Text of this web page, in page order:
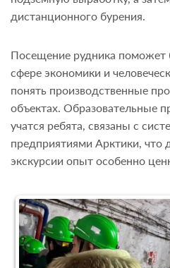
дистанционного бурения.
Посещение рудника поможет
сфере экономики и
понять производственные
объектах. Образовательные
учатся ребята, связаны с
предприятиями Арктики, что
экскурсии опыт особенно